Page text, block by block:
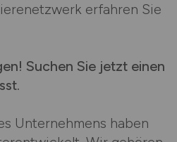
erfahren Sie
Suchen Sie jetzt einen
Unternehmens haben